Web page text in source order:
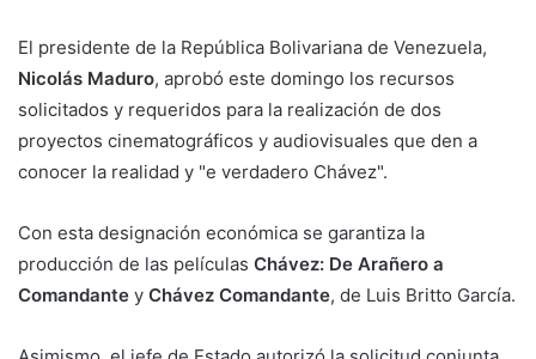
El presidente de la República Bolivariana de Venezuela,
Nicolás Maduro, aprobó este domingo los recursos
solicitados y requeridos para la realización de dos
proyectos cinematográficos y audiovisuales que den a
conocer la realidad y "e verdadero Chávez".
Con esta designación económica se garantiza la
producción de las películas Chávez: De Arañero a
Comandante y Chávez Comandante, de Luis Britto García.